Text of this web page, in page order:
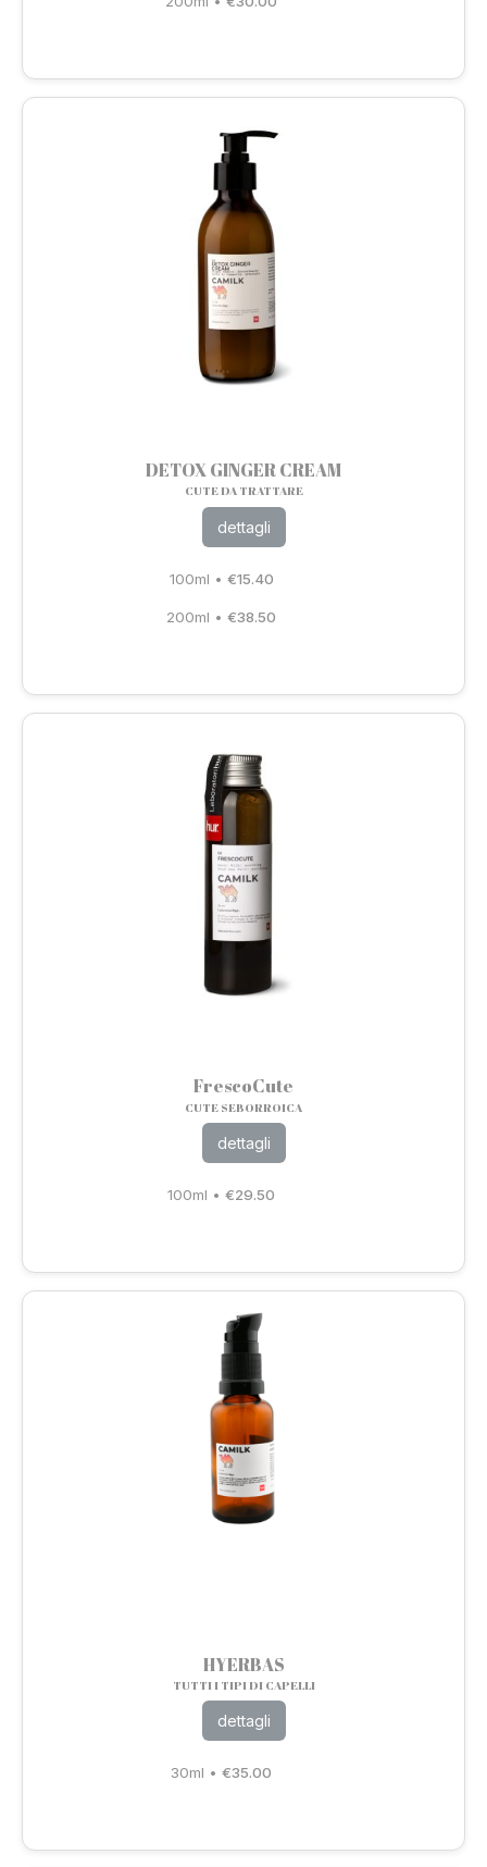
DETOX GINGER CREAM
CUTE DA TRATTARE
dettagli
100ml • €15.40
200ml •€38.50
FrescoCute
CUTE SEBORROICA
dettagli
100ml •€29.50
HYERBAS
TUTTI I TIPI DI CAPELLI
dettagli
30ml •€35.00